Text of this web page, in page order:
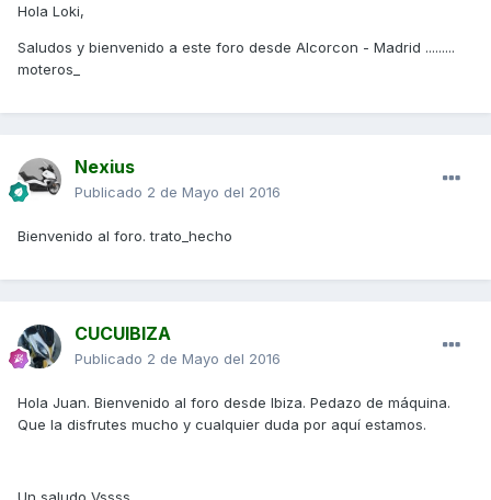
Hola Loki,
Saludos y bienvenido a este foro desde Alcorcon - Madrid .........
moteros_
Nexius
Publicado 2 de Mayo del 2016
Bienvenido al foro. trato_hecho
CUCUIBIZA
Publicado 2 de Mayo del 2016
Hola Juan. Bienvenido al foro desde Ibiza. Pedazo de máquina.
Que la disfrutes mucho y cualquier duda por aquí estamos.